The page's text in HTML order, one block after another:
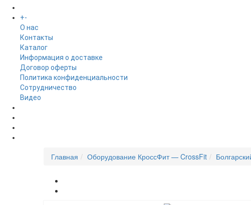
+-
O нас
Контакты
Каталог
Информация о доставке
Договор оферты
Политика конфиденциальности
Сотрудничество
Видео
Главная Оборудование КроссФит — CrossFit